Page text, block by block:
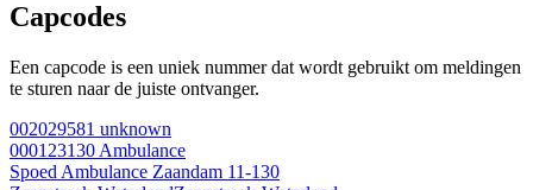
Capcodes
Een capcode is een uniek nummer dat wordt gebruikt om meldingen
te sturen naar de juiste ontvanger.
002029581 unknown
000123130 Ambulance
Spoed Ambulance Zaandam 11-130